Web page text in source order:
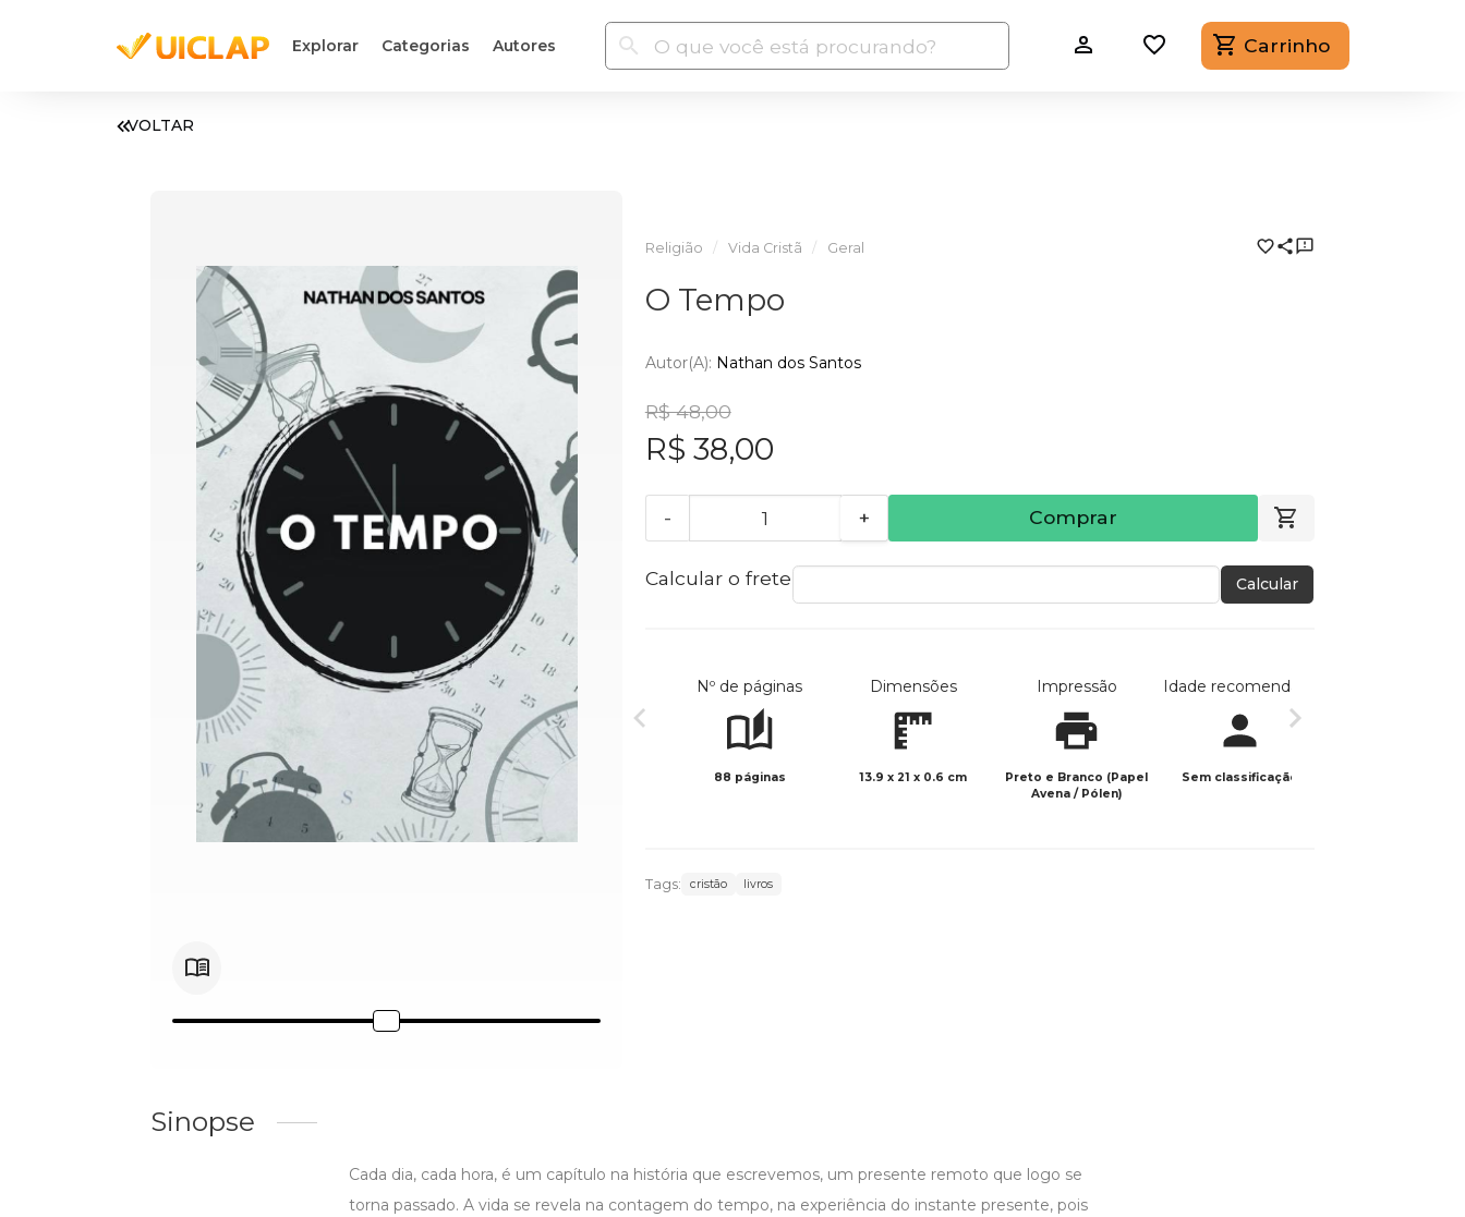
Explorar Categorias Autores Carrinho
VOLTAR
Religião Vida Cristã Geral
O Tempo
Autor(a): Nathan dos Santos
R$ 48,00
R$ 38,00
- + Comprar
Calcular o frete Calcular
Nº de páginas
88 páginas
Dimensões
13.9 x 21 x 0.6 cm
Impressão
Preto e Branco (Papel
Avena / Pólen)
Idade recomendada
Sem classificação
Tags: cristão livros
Sinopse
Cada dia, cada hora, é um capítulo na história que escrevemos, um presente remoto que logo se
torna passado. A vida se revela na contagem do tempo, na experiência do instante presente, pois